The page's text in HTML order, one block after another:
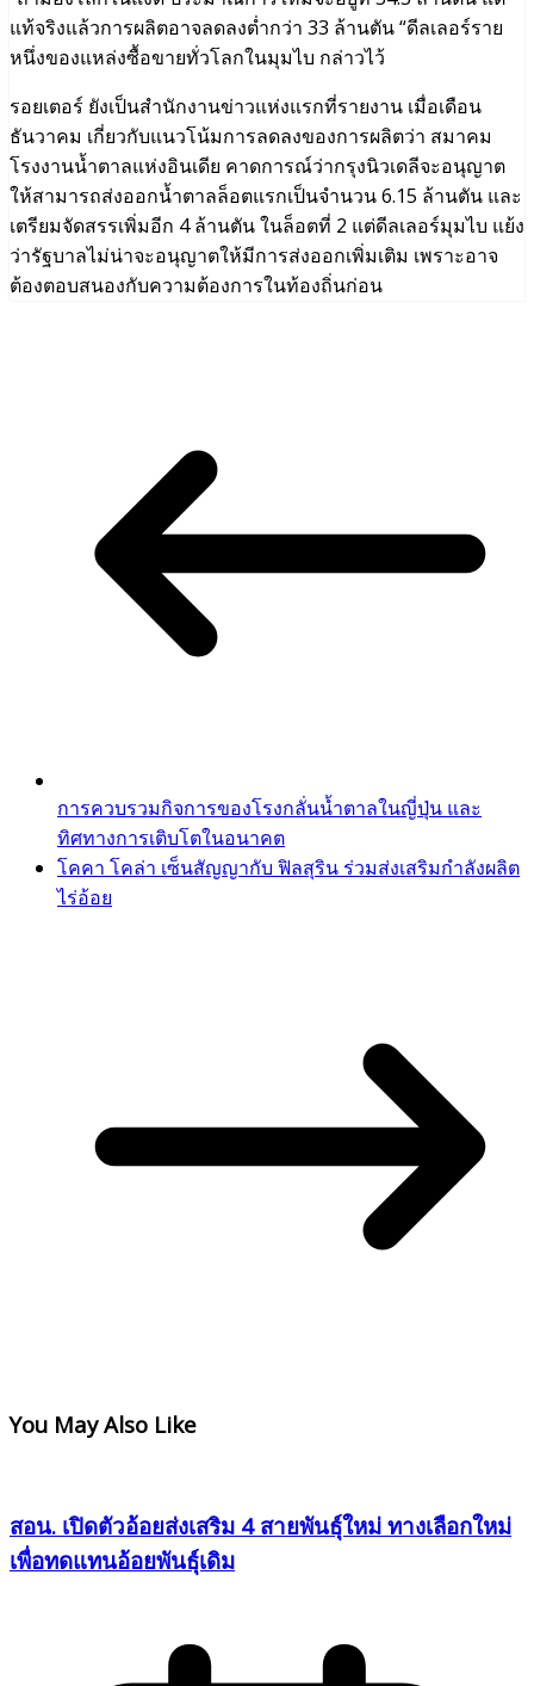
แท้จริงแล้วการผลิตอาจลดลงต่ำกว่า 33 ล้านตัน “ดีลเลอร์ราย
หนึ่งของแหล่งซื้อขายทั่วโลกในมุมไบ กล่าวไว้
รอยเตอร์ ยังเป็นสำนักงานข่าวแห่งแรกที่รายงาน เมื่อเดือน
ธันวาคม เกี่ยวกับแนวโน้มการลดลงของการผลิตว่า สมาคม
โรงงานน้ำตาลแห่งอินเดีย คาดการณ์ว่ากรุงนิวเดลีจะอนุญาต
ให้สามารถส่งออกน้ำตาลล็อตแรกเป็นจำนวน 6.15 ล้านตัน และ
เตรียมจัดสรรเพิ่มอีก 4 ล้านตัน ในล็อตที่ 2 แต่ดีลเลอร์มุมไบ แย้ง
ว่ารัฐบาลไม่น่าจะอนุญาตให้มีการส่งออกเพิ่มเติม เพราะอาจ
ต้องตอบสนองกับความต้องการในท้องถิ่นก่อน
การควบรวมกิจการของโรงกลั่นน้ำตาลในญี่ปุ่น และ
ทิศทางการเติบโตในอนาคต
โคคา โคล่า เซ็นสัญญากับ ฟิลสุริน ร่วมส่งเสริมกำลังผลิต
ไร่อ้อย
You May Also Like
สอน. เปิดตัวอ้อยส่งเสริม 4 สายพันธุ์ใหม่ ทางเลือกใหม่
เพื่อทดแทนอ้อยพันธุ์เดิม